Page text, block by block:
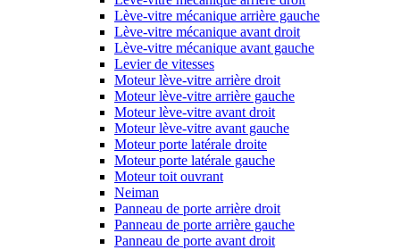
Lève-vitre mécanique arrière gauche
Lève-vitre mécanique avant droit
Lève-vitre mécanique avant gauche
Levier de vitesses
Moteur lève-vitre arrière droit
Moteur lève-vitre arrière gauche
Moteur lève-vitre avant droit
Moteur lève-vitre avant gauche
Moteur porte latérale droite
Moteur porte latérale gauche
Moteur toit ouvrant
Neiman
Panneau de porte arrière droit
Panneau de porte arrière gauche
Panneau de porte avant droit